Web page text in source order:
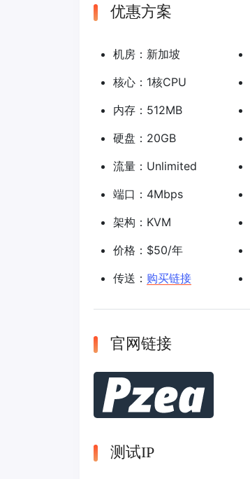
优惠方案
机房：新加坡
核心：1核CPU
内存：512MB
硬盘：20GB
流量：Unlimited
端口：4Mbps
架构：KVM
价格：$50/年
传送： 购买链接
官网链接
测试IP